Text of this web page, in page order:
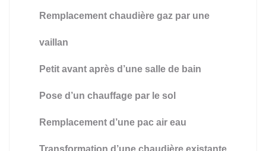
Remplacement chaudière gaz par une
vaillan
Petit avant après d’une salle de bain
Pose d’un chauffage par le sol
Remplacement d’une pac air eau
Transformation d’une chaudière existante